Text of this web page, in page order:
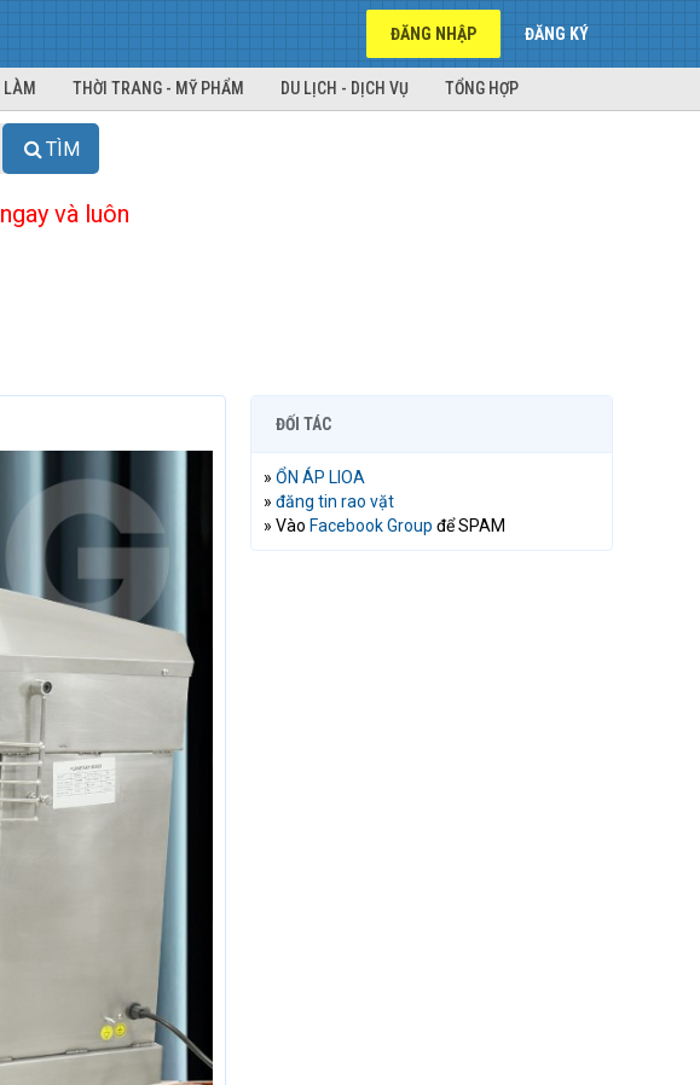
ĐĂNG NHẬP ĐĂNG KÝ
LÀM THỜI TRANG - MỸ PHẨM DU LỊCH - DỊCH VỤ TỔNG HỢP
TÌM
và luôn
ĐỐI TÁC
» ỔN ÁP LIOA
» đăng tin rao vặt
» Vào Facebook Group để SPAM